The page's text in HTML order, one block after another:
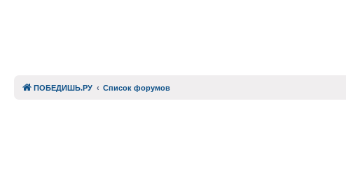
ПОБЕДИШЬ.РУ Список форумов